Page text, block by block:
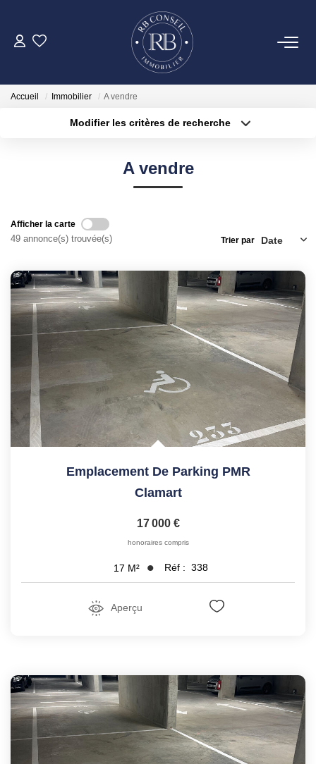
ACHETER
NOTRE AGENCE
CONTACT
Accueil Immobilier A vendre
Modifier les critères de recherche
A vendre
Afficher la carte
49 annonce(s) trouvée(s) Trier par
Emplacement De Parking PMR
Clamart
17 000 €
honoraires compris
17 M² Réf : 338
Aperçu